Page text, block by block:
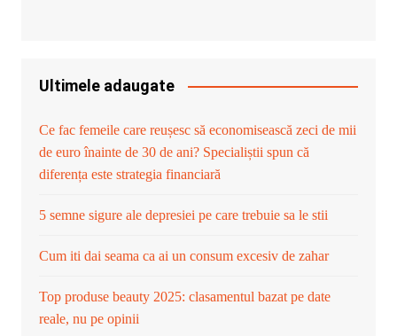
Ultimele adaugate
Ce fac femeile care reușesc să economisească zeci de mii
de euro înainte de 30 de ani? Specialiștii spun că
diferența este strategia financiară
5 semne sigure ale depresiei pe care trebuie sa le stii
Cum iti dai seama ca ai un consum excesiv de zahar
Top produse beauty 2025: clasamentul bazat pe date
reale, nu pe opinii